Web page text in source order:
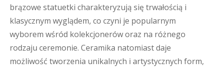
brązowe statuetki charakteryzują się trwałością i
klasycznym wyglądem, co czyni je popularnym
wyborem wśród kolekcjonerów oraz na różnego
rodzaju ceremonie. Ceramika natomiast daje
możliwość tworzenia unikalnych i artystycznych form,